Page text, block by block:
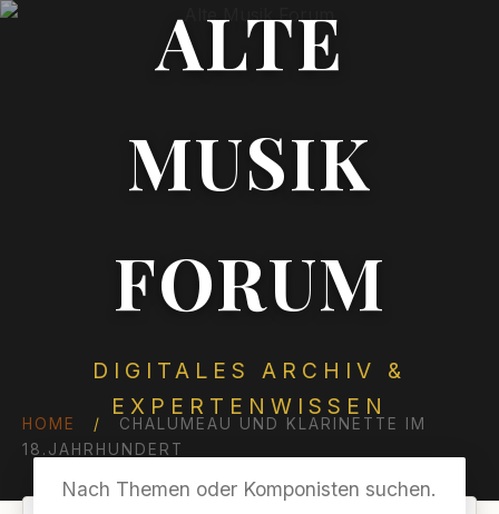
ALTE
MUSIK
FORUM
DIGITALES ARCHIV &
EXPERTENWISSEN
HOME /
CHALUMEAU UND KLARINETTE IM
18.JAHRHUNDERT